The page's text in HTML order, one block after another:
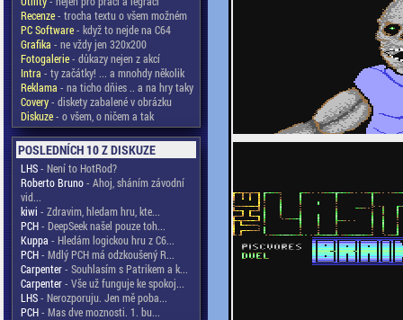
Recenze- trocha textu o všem možném
PC Software- když to nejde na C64
Grafika - ne vždy jen 320x200
Fotogalerie- důkazy nejen z akcí
Intra - ty začátky! ... a mnohdy několik
Reklama - na ticho dňies .. a na hry taky
Covery- diskety zabalené v obrázku
Diskuze- o všem, o ničem a tak
POSLEDNÍCH 10 Z DISKUZE
LHS- Není to HotRod?
Roberto Bruno- Ahoj, sháním závodní
vid...
kiwi - Zdravim, hledam hru, kte...
PCH- DeepSeek našel pouze toh...
Kuppa - Hledám logickou hru z C6...
PCH- Mdlý PCH má odzkoušený R...
Carpenter- Souhlasím s Patrikem a k...
Carpenter- Vše už funguje ke spokoj...
LHS- Nerozporuju. Jen mě poba...
PCH- Mas dve moznosti. 1. bu...